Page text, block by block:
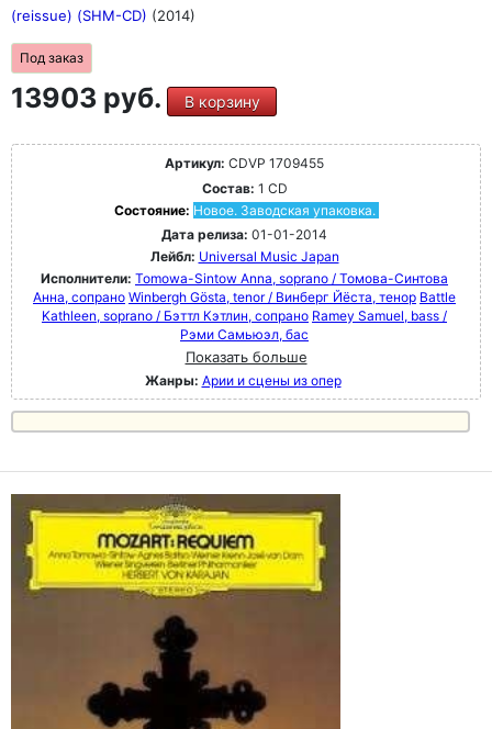
(reissue) (SHM-CD) (2014)
Под заказ
13903 руб. В корзину
Артикул: CDVP 1709455
Состав: 1 CD
Состояние: Новое. Заводская упаковка.
Дата релиза: 01-01-2014
Лейбл: Universal Music Japan
Исполнители: Tomowa-Sintow Anna, soprano / Томова-Синтова
Анна, сопрано Winbergh Gösta, tenor / Винберг Йёста, тенор Battle
Kathleen, soprano / Бэттл Кэтлин, сопрано Ramey Samuel, bass /
Рэми Самьюэл, бас
Показать больше
Жанры: Арии и сцены из опер